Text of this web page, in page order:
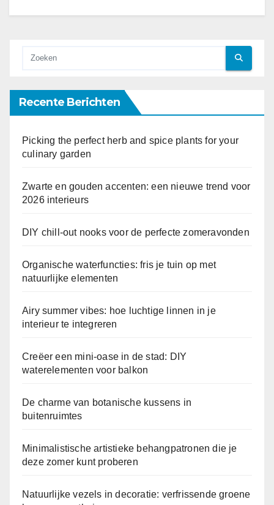
Recente Berichten
Picking the perfect herb and spice plants for your
culinary garden
Zwarte en gouden accenten: een nieuwe trend voor
2026 interieurs
DIY chill-out nooks voor de perfecte zomeravonden
Organische waterfuncties: fris je tuin op met
natuurlijke elementen
Airy summer vibes: hoe luchtige linnen in je
interieur te integreren
Creëer een mini-oase in de stad: DIY
waterelementen voor balkon
De charme van botanische kussens in
buitenruimtes
Minimalistische artistieke behangpatronen die je
deze zomer kunt proberen
Natuurlijke vezels in decoratie: verfrissende groene